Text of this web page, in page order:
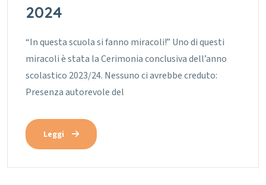
2024
“In questa scuola si fanno miracoli!” Uno di questi
miracoli è stata la Cerimonia conclusiva dell’anno
scolastico 2023/24. Nessuno ci avrebbe creduto:
Presenza autorevole del
Leggi